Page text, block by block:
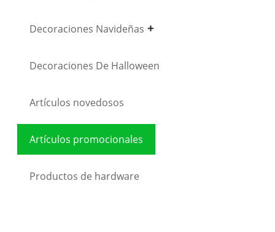
Decoraciones Navideñas
Decoraciones De Halloween
Artículos novedosos
Artículos promocionales
Productos de hardware